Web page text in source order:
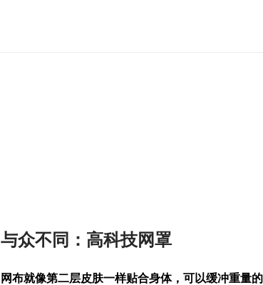
与众不同：高科技网罩
网布就像第二层皮肤一样贴合身体，可以缓冲重量